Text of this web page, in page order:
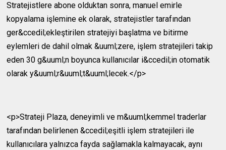
Stratejistlere abone olduktan sonra, manuel emirle
kopyalama işlemine ek olarak, stratejistler tarafından
ger&ccedil;ekleştirilen stratejiyi başlatma ve bitirme
eylemleri de dahil olmak &uuml;zere, işlem stratejileri takip
eden 30 g&uuml;n boyunca kullanıcılar i&ccedil;in otomatik
olarak y&uuml;r&uuml;t&uuml;lecek.</p>
<p>Strateji Plaza, deneyimli ve m&uuml;kemmel traderlar
tarafından belirlenen &ccedil;eşitli işlem stratejileri ile
kullanıcılara yalnızca fayda sağlamakla kalmayacak, aynı